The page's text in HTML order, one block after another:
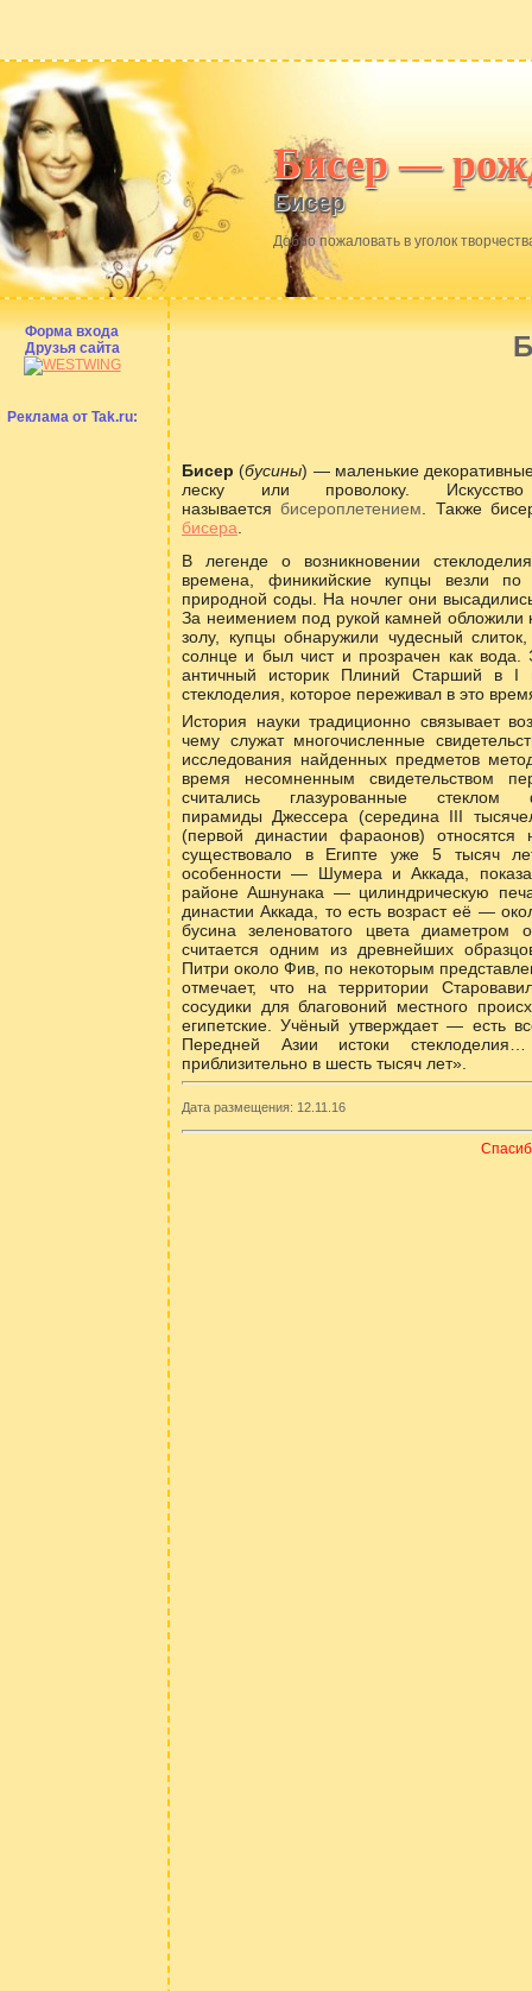
Бисер —
Бисер
Добро пожаловать в уголок
Форма входа
Друзья сайта
Реклама от Tak.ru:
Бисер (бусины) — маленькие
леску или проволоку.
называетсябисероплетением . Также
бисера
В легенде о возникновении
времена, финикийские купцы везли
природной соды. На ночлег они
За неимением под рукой камней обложили
золу, купцы обнаружили чудесный
солнце и был чист и прозрачен как
античный историк Плиний Старший в I
стеклоделия, которое переживал в это
История науки традиционно связывает
чему служат многочисленные
исследования найденных предметов
время несомненным свидетельством
считались глазурованные
пирамиды Джессера (середина III
(первой династии фараонов)
существовало в Египте уже 5 тысяч
особенности — Шумера и Аккада,
районе Ашнунака — цилиндрическую
династии Аккада, то есть возраст её —
бусина зеленоватого цвета
считается одним из древнейших
Питри около Фив, по некоторым
отмечает, что на территории
сосудики для благовоний местного
египетские. Учёный утверждает — есть
Передней Азии истоки
приблизительно в шесть тысяч лет».
Дата размещения: 12.11.16